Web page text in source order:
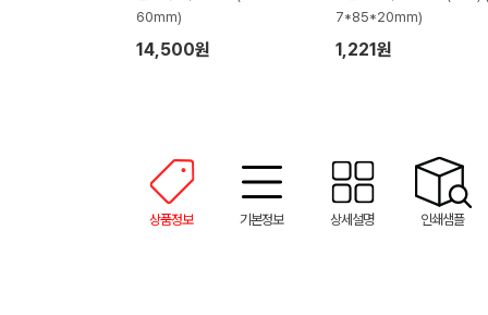
60mm)
14,500원
7*85*20mm)
1,221원
상품정보 기본정보 상세설명 인쇄샘플